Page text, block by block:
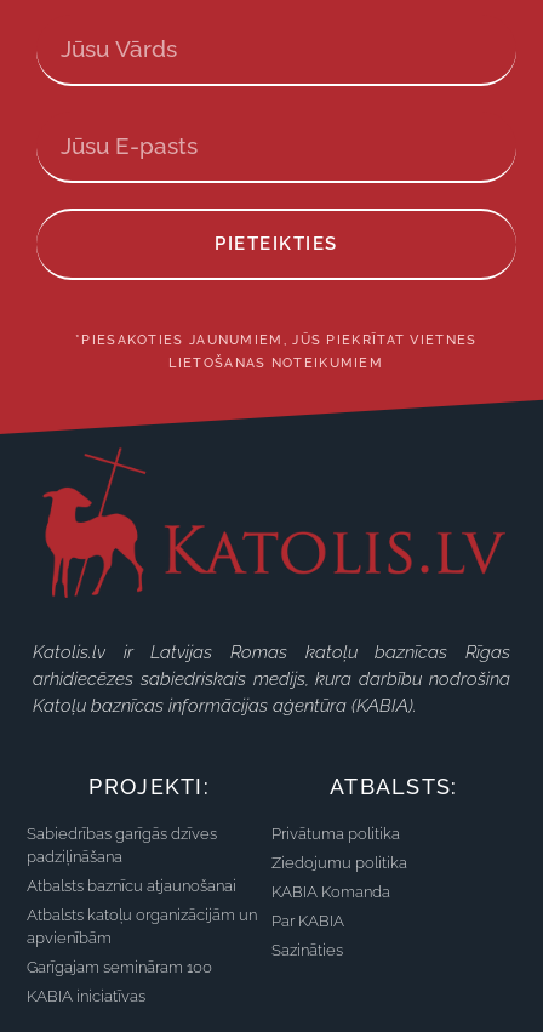
PIETEIKTIES
*PIESAKOTIES JAUNUMIEM, JŪS PIEKRĪTAT VIETNES
LIETOŠANAS NOTEIKUMIEM
Katolis.lv ir Latvijas Romas katoļu baznīcas Rīgas
arhidiecēzes sabiedriskais medijs, kura darbību nodrošina
Katoļu baznīcas informācijas aģentūra (KABIA).
PROJEKTI:
Sabiedrības garīgās dzīves
padziļināšana
Atbalsts baznīcu atjaunošanai
Atbalsts katoļu organizācijām un
apvienībām
Garīgajam semināram 100
KABIA iniciatīvas
ATBALSTS:
Privātuma politika
Ziedojumu politika
KABIA Komanda
Par KABIA
Sazināties